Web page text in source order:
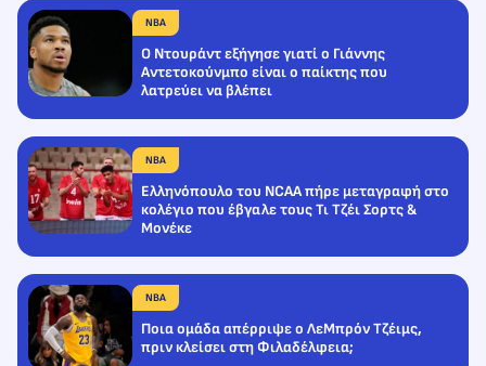
NBA
Ο Ντουράντ εξήγησε γιατί ο Γιάννης
Αντετοκούνμπο είναι ο παίκτης που
λατρεύει να βλέπει
NBA
Ελληνόπουλο του NCAA πήρε μεταγραφή στο
κολέγιο που έβγαλε τους Τι Τζέι Σορτς &
Μονέκε
NBA
Ποια ομάδα απέρριψε ο ΛεΜπρόν Τζέιμς,
πριν κλείσει στη Φιλαδέλφεια;